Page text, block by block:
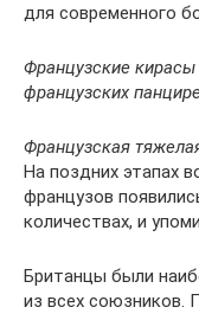
для современного
Французские
французских
Французская
На поздних этапах
французов
количествах, и
Британцы были
из всех союзников.